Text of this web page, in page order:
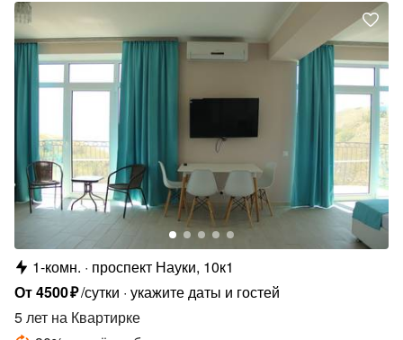
1-комн.
проспект Науки, 10к1
От4500₽/сутки укажите даты и гостей
5 лет на Квартирке